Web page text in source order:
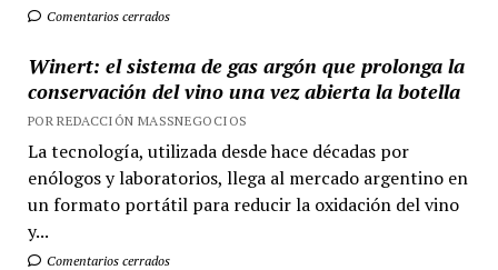
Comentarios cerrados
Winert: el sistema de gas argón que prolonga la
conservación del vino una vez abierta la botella
POR REDACCIÓN MASSNEGOCIOS
La tecnología, utilizada desde hace décadas por
enólogos y laboratorios, llega al mercado argentino en
un formato portátil para reducir la oxidación del vino
y...
Comentarios cerrados